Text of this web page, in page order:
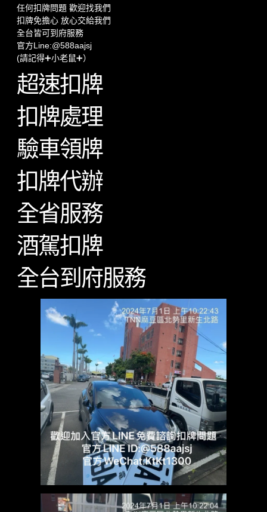
任何扣牌問題 歡迎找我們
扣牌免擔心 放心交給我們
全台皆可到府服務
官方Line:@588aajsj
(請記得➕小老鼠➕）
超速扣牌
扣牌處理
驗車領牌
扣牌代辦
全省服務
酒駕扣牌
全台到府服務